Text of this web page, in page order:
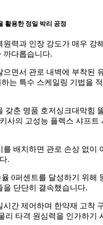
활용한 정밀 박리 공정
력과 인장 강도가 매우 강
까다롭습니다.
면서 관로 내벽에 부착된
는 특수 스케일링 기법을
갖춘 명품 호저싱크대막힘
사의 고성능 플렉스 샤프트
배치하면 관로 손상 없이
.
0퍼센트를 달성하기 위해
단단히 결속했습니다.
간 제어하며 한약재 고착
리 타격 원심력을 인가하기